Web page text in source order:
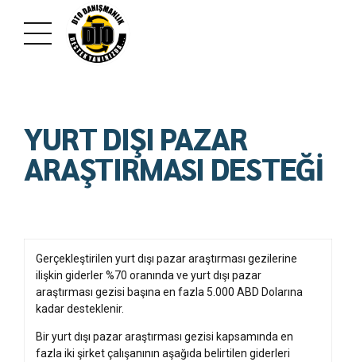
YURT DIŞI PAZAR
ARAŞTIRMASI DESTEĞİ
Gerçekleştirilen yurt dışı pazar araştırması gezilerine
ilişkin giderler %70 oranında ve yurt dışı pazar
araştırması gezisi başına en fazla 5.000 ABD Dolarına
kadar desteklenir.
Bir yurt dışı pazar araştırması gezisi kapsamında en
fazla iki şirket çalışanının aşağıda belirtilen giderleri